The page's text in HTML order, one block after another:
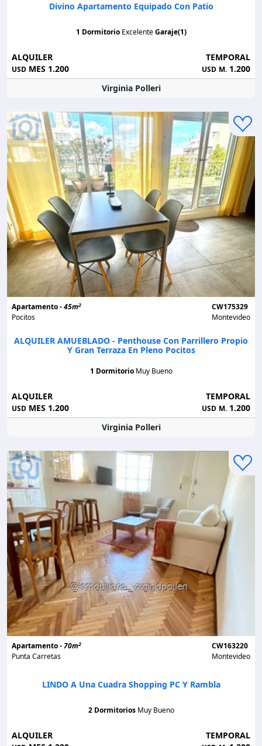
Divino Apartamento Equipado Con Patio
1 Dormitorio ExcelenteGaraje(1)
ALQUILER
USD MES 1.200
TEMPORAL
USD M. 1.200
Virginia Polleri
Apartamento -45m2
Pocitos
CW175329
Montevideo
ALQUILER AMUEBLADO - Penthouse Con Parrillero Propio
Y Gran Terraza En Pleno Pocitos
1 Dormitorio Muy Bueno
ALQUILER
USD MES 1.200
TEMPORAL
USD M. 1.200
Virginia Polleri
Apartamento -70m2
Punta Carretas
CW163220
Montevideo
LINDO A Una Cuadra Shopping PC Y Rambla
2 Dormitorios Muy Bueno
ALQUILER TEMPORAL